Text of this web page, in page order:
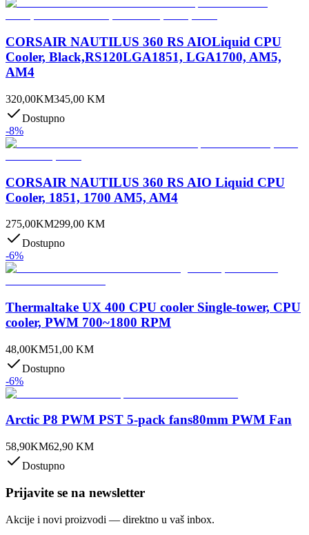
CORSAIR NAUTILUS 360 RS AIOLiquid CPU
Cooler, Black,RS120LGA1851, LGA1700, AM5,
AM4
320,00KM345,00 KM
Dostupno
-8%
CORSAIR NAUTILUS 360 RS AIO Liquid CPU
Cooler, 1851, 1700 AM5, AM4
275,00KM299,00 KM
Dostupno
-6%
Thermaltake UX 400 CPU cooler Single-tower, CPU
cooler, PWM 700~1800 RPM
48,00KM51,00 KM
Dostupno
-6%
Arctic P8 PWM PST 5-pack fans80mm PWM Fan
58,90KM62,90 KM
Dostupno
Prijavite se na newsletter
Akcije i novi proizvodi — direktno u vaš inbox.